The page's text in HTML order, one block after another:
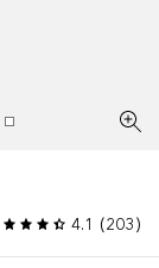
4.1 (203)